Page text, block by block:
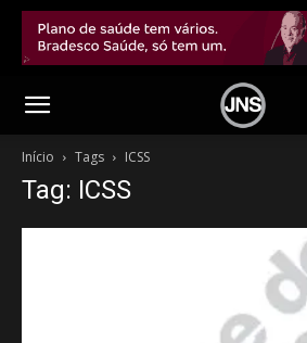
Início Tags ICSS
Tag: ICSS